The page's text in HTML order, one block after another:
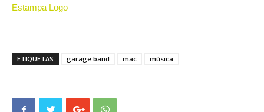
ETIQUETAS garage band mac música